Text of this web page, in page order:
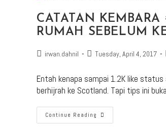
CATATAN
RUMAH SEBELUM
irwan.dahnil Tuesday, April 4, 2017
Entah kenapa sampai 1.2K like
berhijrah ke Scotland. Tapi tips ini
Continue Reading